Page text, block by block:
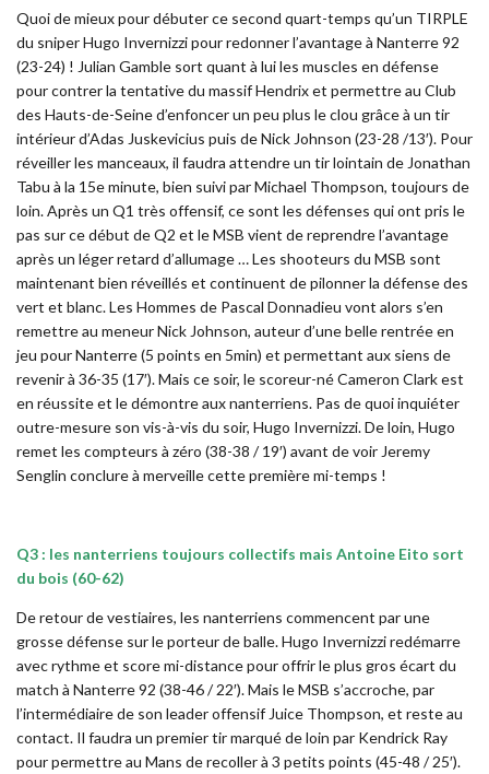
Quoi de mieux pour débuter ce second quart-temps qu’un TIRPLE
du sniper Hugo Invernizzi pour redonner l’avantage à Nanterre 92
(23-24) ! Julian Gamble sort quant à lui les muscles en défense
pour contrer la tentative du massif Hendrix et permettre au Club
des Hauts-de-Seine d’enfoncer un peu plus le clou grâce à un tir
intérieur d’Adas Juskevicius puis de Nick Johnson (23-28 /13′). Pour
réveiller les manceaux, il faudra attendre un tir lointain de Jonathan
Tabu à la 15e minute, bien suivi par Michael Thompson, toujours de
loin. Après un Q1 très offensif, ce sont les défenses qui ont pris le
pas sur ce début de Q2 et le MSB vient de reprendre l’avantage
après un léger retard d’allumage … Les shooteurs du MSB sont
maintenant bien réveillés et continuent de pilonner la défense des
vert et blanc. Les Hommes de Pascal Donnadieu vont alors s’en
remettre au meneur Nick Johnson, auteur d’une belle rentrée en
jeu pour Nanterre (5 points en 5min) et permettant aux siens de
revenir à 36-35 (17′). Mais ce soir, le scoreur-né Cameron Clark est
en réussite et le démontre aux nanterriens. Pas de quoi inquiéter
outre-mesure son vis-à-vis du soir, Hugo Invernizzi. De loin, Hugo
remet les compteurs à zéro (38-38 / 19′) avant de voir Jeremy
Senglin conclure à merveille cette première mi-temps !
Q3 : les nanterriens toujours collectifs mais Antoine Eito sort
du bois (60-62)
De retour de vestiaires, les nanterriens commencent par une
grosse défense sur le porteur de balle. Hugo Invernizzi redémarre
avec rythme et score mi-distance pour offrir le plus gros écart du
match à Nanterre 92 (38-46 / 22′). Mais le MSB s’accroche, par
l’intermédiaire de son leader offensif Juice Thompson, et reste au
contact. Il faudra un premier tir marqué de loin par Kendrick Ray
pour permettre au Mans de recoller à 3 petits points (45-48 / 25′).